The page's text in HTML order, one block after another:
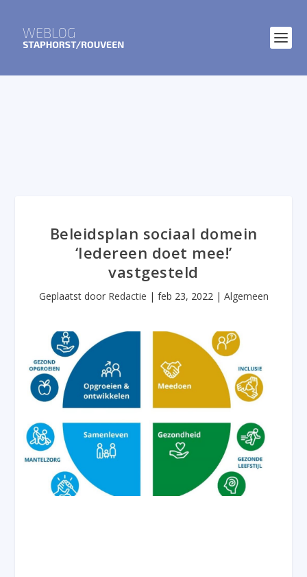
Beleidsplan sociaal domein
‘Iedereen doet mee!’
vastgesteld
Geplaatst door Redactie | feb 23, 2022| Algemeen